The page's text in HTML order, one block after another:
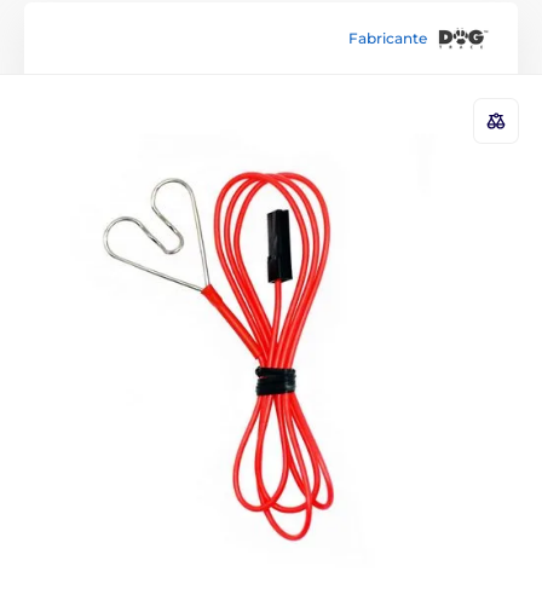
Fabricante